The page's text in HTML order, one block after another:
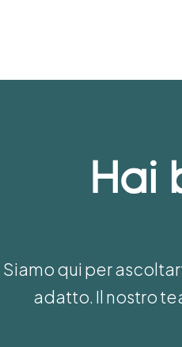
Hai
Siamo qui per
adatto. Il nostro